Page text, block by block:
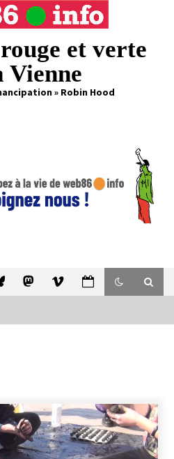
et verte
Vienne
» Robin Hood